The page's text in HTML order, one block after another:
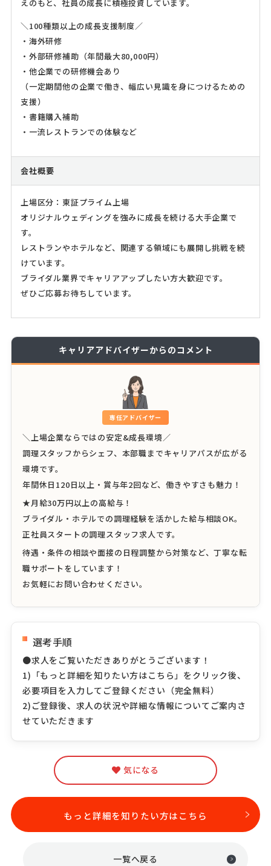
えのもと、社員の成長に積極投資しています。
＼100種類以上の成長支援制度／
・海外研修
・外部研修補助（年間最大80,000円）
・他企業での研修機会あり
（一定期間他の企業で働き、幅広い見識を身につけるための
支援）
・書籍購入補助
・一流レストランでの体験など
会社概要
上場区分：東証プライム上場
オリジナルウェディングを強みに成長を続ける大手企業で
す。
レストランやホテルなど、関連する領域にも展開し挑戦を続
けています。
ブライダル業界でキャリアアップしたい方大歓迎です。
ぜひご応募お待ちしています。
キャリアアドバイザーからのコメント
専任アドバイザー
＼上場企業ならではの安定&成長環境／
調理スタッフからシェフ、本部職までキャリアパスが広がる
環境です。
年間休日120日以上・賞与年2回など、働きやすさも魅力！
★月給30万円以上の高給与！
ブライダル・ホテルでの調理経験を活かした給与相談OK。
正社員スタートの調理スタッフ求人です。
待遇・条件の相談や面接の日程調整から対策など、丁寧な転
職サポートをしています！
お気軽にお問い合わせください。
選考手順
●求人をご覧いただきありがとうございます！
1)「もっと詳細を知りたい方はこちら」をクリック後、
必要項目を入力してご登録ください（完全無料）
2)ご登録後、求人の状況や詳細な情報についてご案内さ
せていただきます
気になる
もっと詳細を知りたい方はこちら
一覧へ戻る